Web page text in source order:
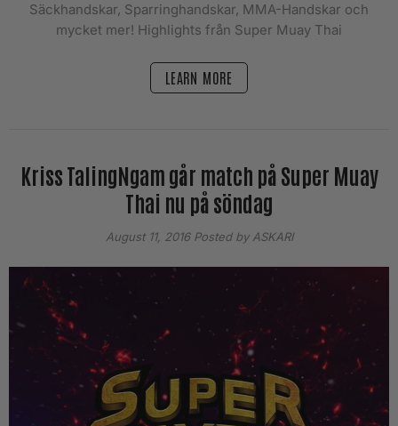
Säckhandskar, Sparringhandskar, MMA-Handskar och
mycket mer! Highlights från Super Muay Thai
LEARN MORE
Kriss TalingNgam går match på Super Muay
Thai nu på söndag
August 11, 2016Posted by ASKARI